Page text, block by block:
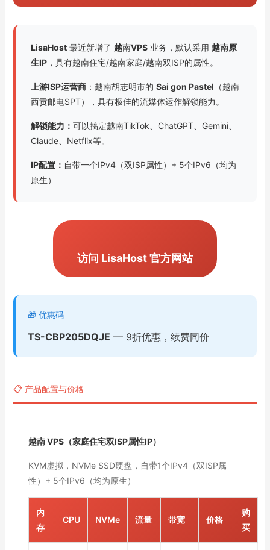
LisaHost最近新增了 越南VPS业务，默认采用 越南原
生IP，具有越南住宅/越南家庭/越南双ISP的属性。
上游ISP运营商：越南胡志明市的 Sai gon Pastel （越南
西贡邮电SPT），具有极佳的流媒体运作解锁能力。
解锁能力： 可以搞定越南TikTok、ChatGPT、Gemini、
Claude、Netflix等。
IP配置： 自带一个IPv4（双ISP属性）+ 5个IPv6（均为
原生）
访问 LisaHost 官方网站
🎁 优惠码
TS-CBP205DQJE — 9折优惠，续费同价
📋 产品配置与价格
越南 VPS（家庭住宅双ISP属性IP）
KVM虚拟，NVMe SSD硬盘，自带1个IPv4（双ISP属
性）+ 5个IPv6（均为原生）
内
存
CPU NVMe 流量 带宽 价格
购
买